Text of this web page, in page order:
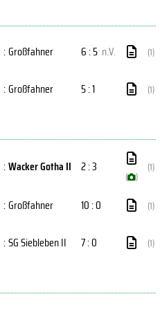
:Großfahner 6 : 5 n.V. (1)
:Großfahner 5 : 1 (1)
:Wacker Gotha II 2 : 3
( )
(1)
:Großfahner 10 : 0 (1)
:SG Siebleben II 7 : 0 (1)